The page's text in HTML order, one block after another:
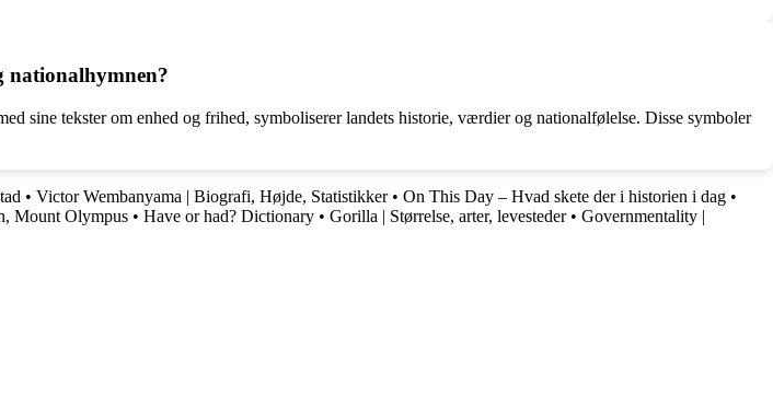
nationalhymnen?
sine tekster om enhed og frihed, symboliserer landets historie, værdier og nationalfølelse. Disse symboler
• Victor Wembanyama | Biografi, Højde, Statistikker• On This Day – Hvad skete der i historien i dag •
Mount Olympus • Have or had? Dictionary • Gorilla | Størrelse, arter, levesteder• Governmentality |